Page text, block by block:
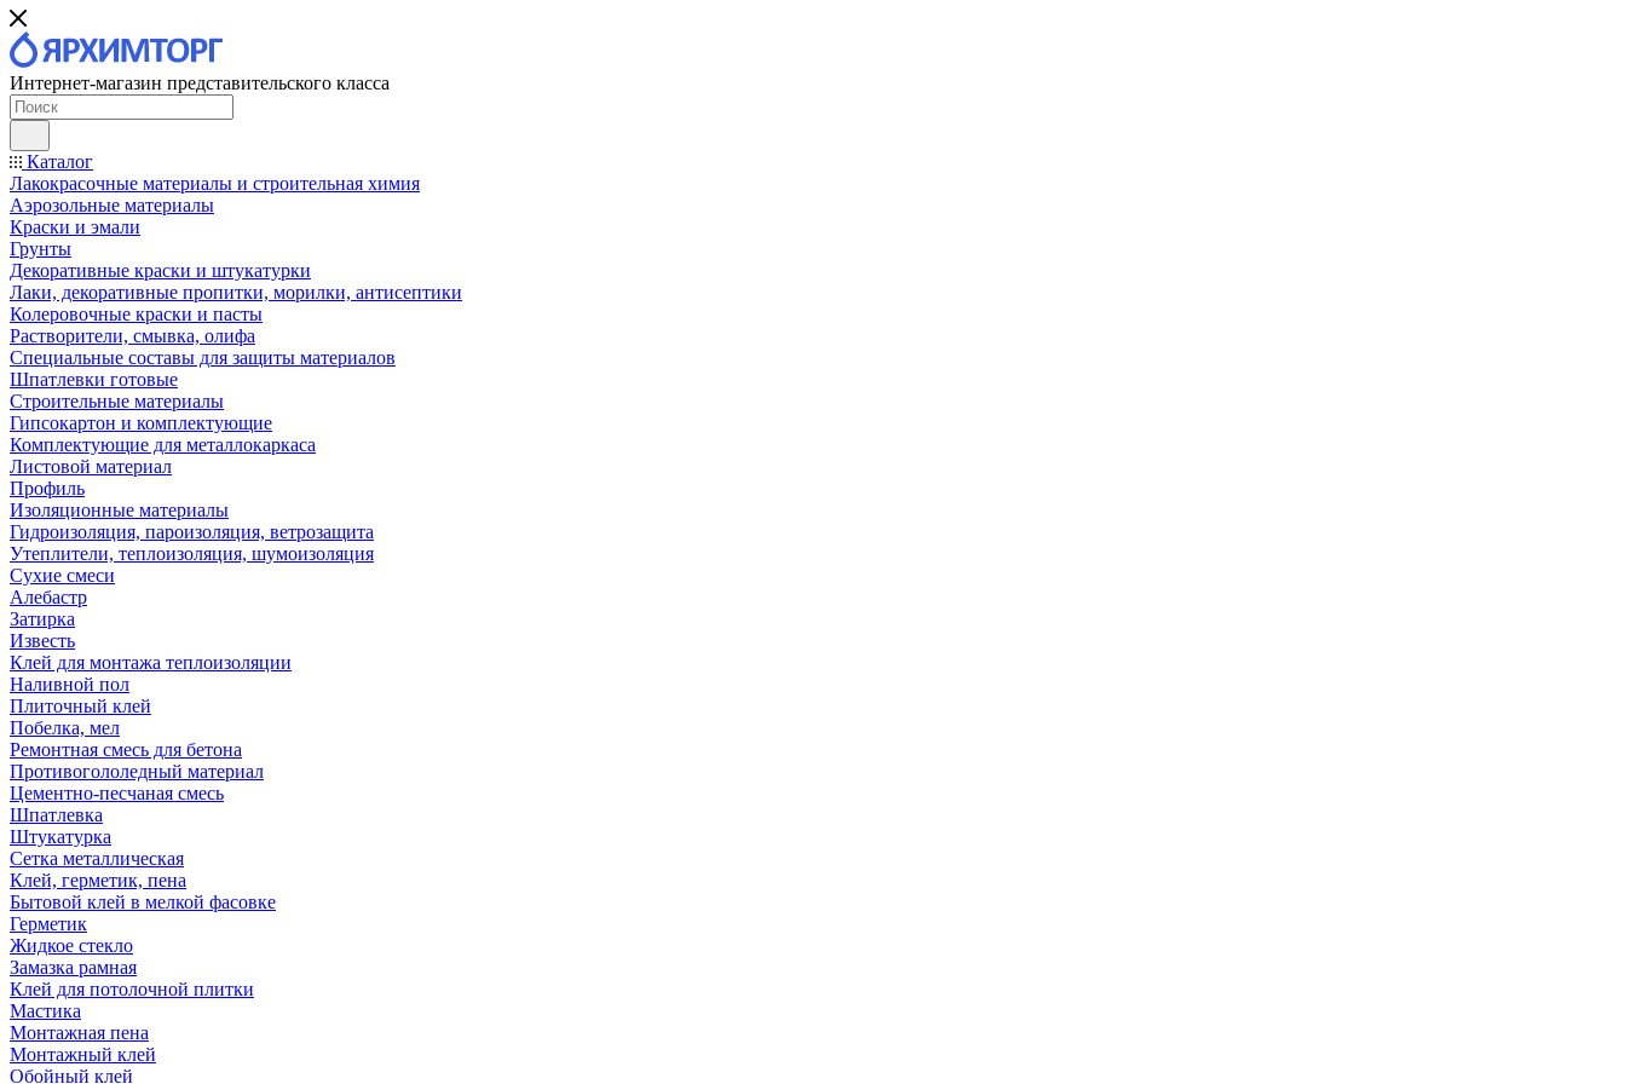
Интернет-магазин представительского класса
Каталог
Лакокрасочные материалы и строительная химия
Аэрозольные материалы
Краски и эмали
Грунты
Декоративные краски и штукатурки
Лаки, декоративные пропитки, морилки, антисептики
Колеровочные краски и пасты
Растворители, смывка, олифа
Специальные составы для защиты материалов
Шпатлевки готовые
Строительные материалы
Гипсокартон и комплектующие
Комплектующие для металлокаркаса
Листовой материал
Профиль
Изоляционные материалы
Гидроизоляция, пароизоляция, ветрозащита
Утеплители, теплоизоляция, шумоизоляция
Сухие смеси
Алебастр
Затирка
Известь
Клей для монтажа теплоизоляции
Наливной пол
Плиточный клей
Побелка, мел
Ремонтная смесь для бетона
Противогололедный материал
Цементно-песчаная смесь
Шпатлевка
Штукатурка
Сетка металлическая
Клей, герметик, пена
Бытовой клей в мелкой фасовке
Герметик
Жидкое стекло
Замазка рамная
Клей для потолочной плитки
Мастика
Монтажная пена
Монтажный клей
Обойный клей